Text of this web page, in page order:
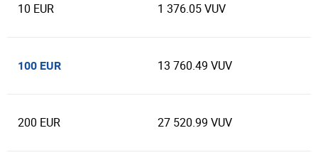
10 EUR 1 376.05 VUV
100 EUR 13 760.49 VUV
200 EUR 27 520.99 VUV